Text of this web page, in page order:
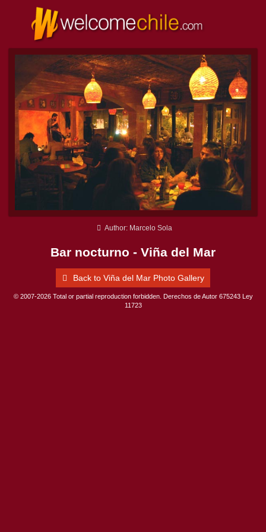
Author: Marcelo Sola
Bar nocturno - Viña del Mar
Back to Viña del Mar Photo Gallery
© 2007-2026 Total or partial reproduction forbidden. Derechos de Autor 675243 Ley
11723